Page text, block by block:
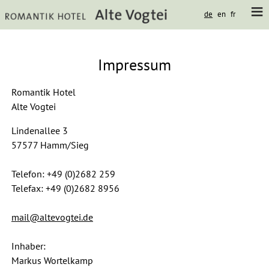
fr
en
de
Impressum
Romantik Hotel
Alte Vogtei
Lindenallee 3
57577 Hamm/Sieg
Telefon: +49 (0)2682 259
Telefax: +49 (0)2682 8956
mail@altevogtei.de
Inhaber:
Markus Wortelkamp